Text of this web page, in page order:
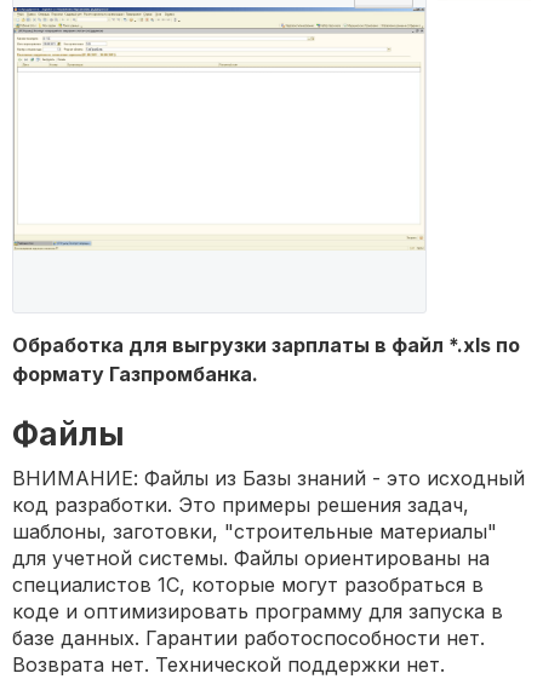
Обработка для выгрузки зарплаты в файл *.xls по
формату Газпромбанка.
Файлы
ВНИМАНИЕ: Файлы из Базы знаний - это исходный
код разработки. Это примеры решения задач,
шаблоны, заготовки, "строительные материалы"
для учетной системы. Файлы ориентированы на
специалистов 1С, которые могут разобраться в
коде и оптимизировать программу для запуска в
базе данных. Гарантии работоспособности нет.
Возврата нет. Технической поддержки нет.